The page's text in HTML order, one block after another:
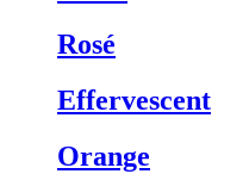
Rosé
Effervescent
Orange